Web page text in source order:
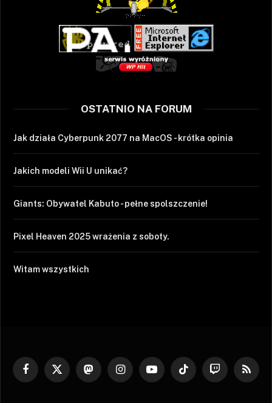
OSTATNIO NA FORUM
Jak działa Cyberpunk 2077 na MacOS - krótka opinia
Jakich modeli Wii U unikać?
Giants: Obywatel Kabuto - pełne spolszczenie!
Pixel Heaven 2025 wrażenia z soboty.
Witam wszystkich
Facebook
X
MastodonInstagramYouTubeTikTok Twitch RSS